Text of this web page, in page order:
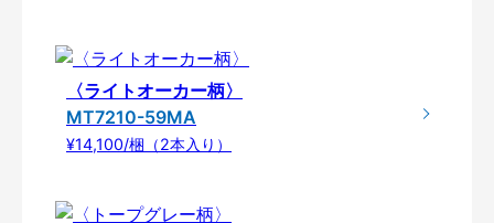
〈ライトオーカー柄〉
MT7210-59MA
¥14,100/梱（2本入り）